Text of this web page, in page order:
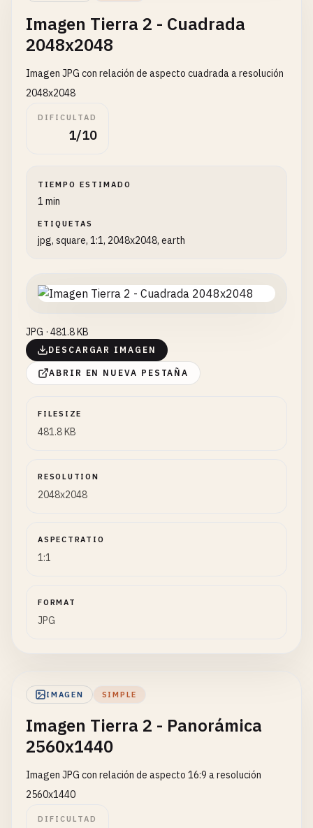
Imagen Tierra 2 - Cuadrada
2048x2048
Imagen JPG con relación de aspecto cuadrada a resolución
2048x2048
DIFICULTAD
1/10
TIEMPO ESTIMADO
1 min
ETIQUETAS
jpg, square, 1:1, 2048x2048, earth
JPG · 481.8 KB
DESCARGAR IMAGEN
ABRIR EN NUEVA PESTAÑA
FILESIZE
481.8 KB
RESOLUTION
2048x2048
ASPECTRATIO
1:1
FORMAT
JPG
IMAGEN SIMPLE
Imagen Tierra 2 - Panorámica
2560x1440
Imagen JPG con relación de aspecto 16:9 a resolución
2560x1440
DIFICULTAD